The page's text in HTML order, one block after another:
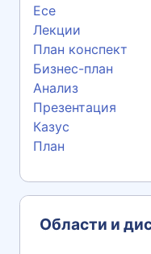
Есе
Лекции
План конспект
Бизнес-план
Анализ
Презентация
Казус
План
Области и